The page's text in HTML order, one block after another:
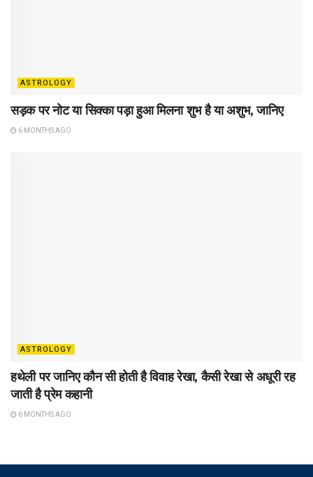
ASTROLOGY
सड़क पर नोट या सिक्का पड़ा हुआ मिलना शुभ है या अशुभ, जानिए
6 MONTHS AGO
ASTROLOGY
हथेली पर जानिए कौन सी होती है विवाह रेखा, कैसी रेखा से अधूरी रह
जाती है प्रेम कहानी
6 MONTHS AGO